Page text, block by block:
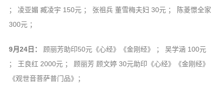
； 凌亚媚 臧凌宇 150元 ； 张祖兵 董雪梅夫妇 30元 ； 陈菱憬全家
300元 ；
9月24日：
顾丽芳助印50元《心经》《金刚经》 ； 吴学涵 100元
； 王良红 2000元 ； 顾丽芳 顾文婷 30元助印《心经》《金刚经》
《观世音菩萨普门品》；